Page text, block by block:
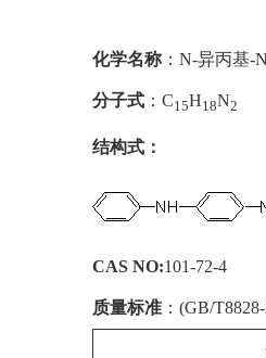
化学名称 ：N-异丙基-
分子式 ：C15H18N2
结构式：
CAS NO:101-72-4
质量标准 ：(GB/